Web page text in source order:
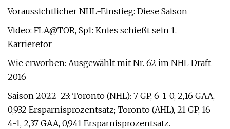
Voraussichtlicher NHL-Einstieg: Diese Saison
Video: FLA@TOR, Sp1: Knies schießt sein 1.
Karrieretor
Wie erworben: Ausgewählt mit Nr. 62 im NHL Draft
2016
Saison 2022–23: Toronto (NHL): 7 GP, 6-1-0, 2,16 GAA,
0,932 Ersparnisprozentsatz; Toronto (AHL), 21 GP, 16-
4-1, 2,37 GAA, 0,941 Ersparnisprozentsatz.